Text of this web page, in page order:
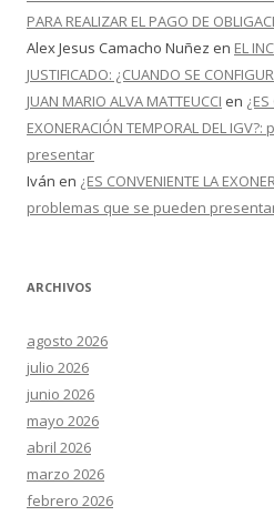
PARA REALIZAR EL PAGO DE
Alex Jesus Camacho Nuñez en EL
JUSTIFICADO: ¿CUANDO SE
JUAN MARIO ALVA MATTEUCCI en
EXONERACIÓN TEMPORAL DEL
presentar
Iván en ¿ES CONVENIENTE LA
problemas que se pueden
ARCHIVOS
agosto 2026
julio 2026
junio 2026
mayo 2026
abril 2026
marzo 2026
febrero 2026